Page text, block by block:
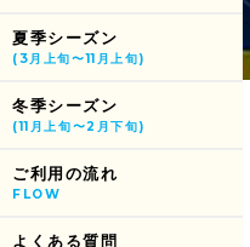
夏季シーズン
(3月上旬〜11月上旬)
冬季シーズン
(11月上旬〜2月下旬)
ご利用の流れ
FLOW
よくある質問